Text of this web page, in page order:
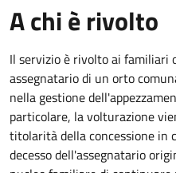
A chi è rivolto
Il servizio è rivolto ai familiari
assegnatario di un orto
nella gestione
particolare, la volturazione
titolarità della concessione in
decesso dell'assegnatario